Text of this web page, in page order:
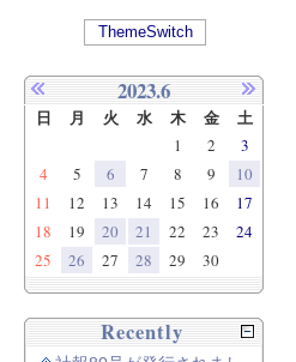
ThemeSwitch
2023.6
日 月 火 水 木 金 土
1 2
3
4
5 6 7 8 9
10
11
12 13 14 15 16
17
18
19 20 21 22 23
24
25
26 27 28 29 30
Recently